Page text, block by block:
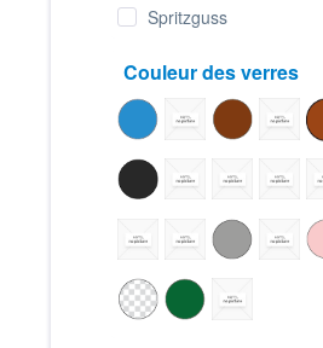
Spritzguss
Couleur des verres